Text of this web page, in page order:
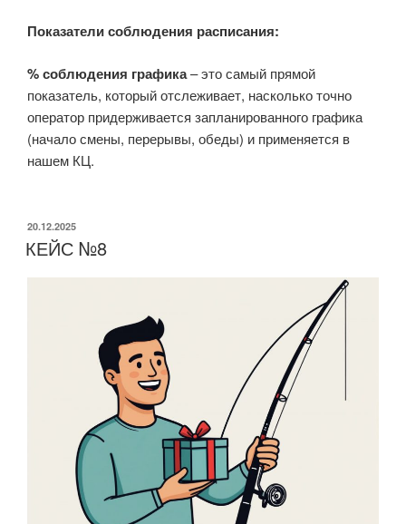
Показатели соблюдения расписания:
% соблюдения графика– это самый прямой
показатель, который отслеживает, насколько точно
оператор придерживается запланированного графика
(начало смены, перерывы, обеды) и применяется в
нашем КЦ.
ОПУБЛИКОВАНО
20.12.2025
КЕЙС №8